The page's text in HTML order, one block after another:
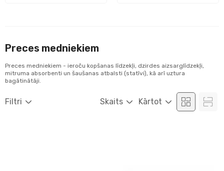
Preces medniekiem
Filtri Skaits Kārtot
Preces medniekiem - ieroču kopšanas līdzekļi, dzirdes aizsarglīdzekļi,
mitruma absorbenti un šaušanas atbalsti (statīvi), kā arī uztura
bagātinātāji.